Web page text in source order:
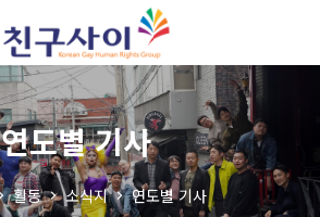
연도별 기사
활동 소식지 연도별 기사